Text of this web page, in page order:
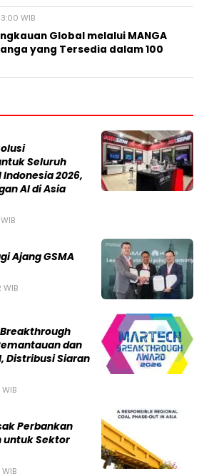
WIB
Global melalui MANGA
yang Tersedia dalam 100
Seluruh
Indonesia 2026,
AI di Asia
Ajang GSMA
dan
Distribusi Siaran
Perbankan
untuk Sektor